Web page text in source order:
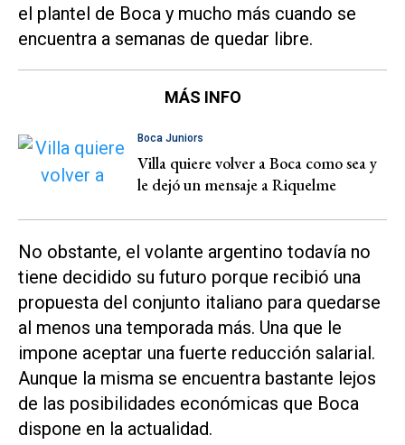
el plantel de Boca y mucho más cuando se
encuentra a semanas de quedar libre.
MÁS INFO
Boca Juniors
Villa quiere volver a Boca como sea y
le dejó un mensaje a Riquelme
No obstante, el volante argentino todavía no
tiene decidido su futuro porque recibió una
propuesta del conjunto italiano para quedarse
al menos una temporada más. Una que le
impone aceptar una fuerte reducción salarial.
Aunque la misma se encuentra bastante lejos
de las posibilidades económicas que Boca
dispone en la actualidad.